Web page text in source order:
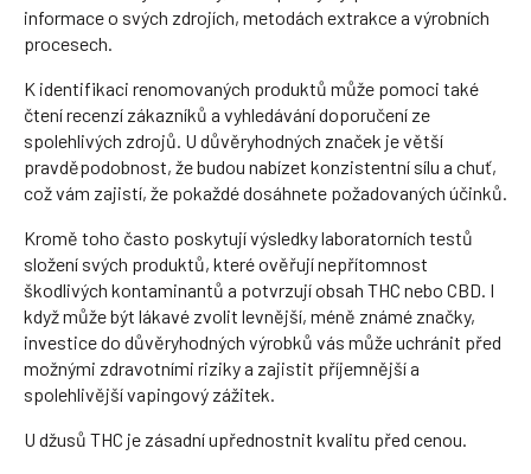
informace o svých zdrojích, metodách extrakce a výrobních
procesech.
K identifikaci renomovaných produktů může pomoci také
čtení recenzí zákazníků a vyhledávání doporučení ze
spolehlivých zdrojů. U důvěryhodných značek je větší
pravděpodobnost, že budou nabízet konzistentní sílu a chuť,
což vám zajistí, že pokaždé dosáhnete požadovaných účinků.
Kromě toho často poskytují výsledky laboratorních testů
složení svých produktů, které ověřují nepřítomnost
škodlivých kontaminantů a potvrzují obsah THC nebo CBD. I
když může být lákavé zvolit levnější, méně známé značky,
investice do důvěryhodných výrobků vás může uchránit před
možnými zdravotními riziky a zajistit příjemnější a
spolehlivější vapingový zážitek.
U džusů THC je zásadní upřednostnit kvalitu před cenou.